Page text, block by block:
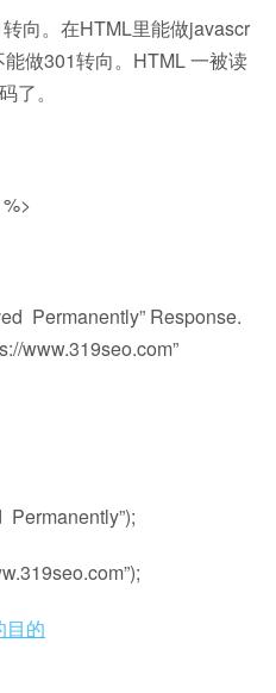
向。在HTML里能做javascr
做301转向。HTML 一被读
了。
Permanently” Response.
www.319seo.com”
Permanently”);
目的